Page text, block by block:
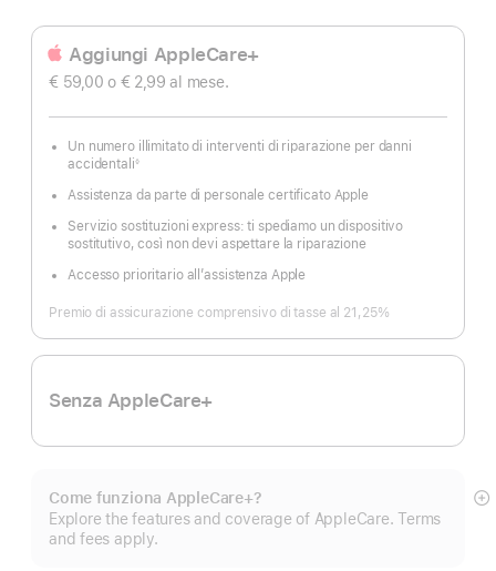
Aggiungi AppleCare+
€ 59,00 o € 2,99 al mese.
Un numero illimitato di interventi di riparazione per danni
accidentali◊
Assistenza da parte di personale certificato Apple
Servizio sostituzioni express: ti spediamo un dispositivo
sostitutivo, così non devi aspettare la riparazione
Accesso prioritario all’assistenza Apple
Premio di assicurazione comprensivo di tasse al 21,25%
Senza AppleCare+
Come funziona AppleCare+?
Explore the features and coverage of AppleCare. Terms
and fees apply.